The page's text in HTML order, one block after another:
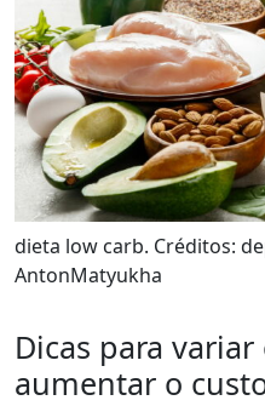
dieta low carb. Créditos:
AntonMatyukha
Dicas para
aumentar o